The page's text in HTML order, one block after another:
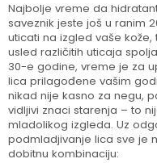
Najbolje vreme da
saveznik jeste još u ranim
uticati na izgled vaše
usled različitih uticaja
30-e godine, vreme je za
lica prilagođene vašim
nikad nije kasno za negu,
vidljivi znaci starenja – to
mladolikog izgleda. Uz
podmladjivanje lica sve je
dobitnu kombinaciju: